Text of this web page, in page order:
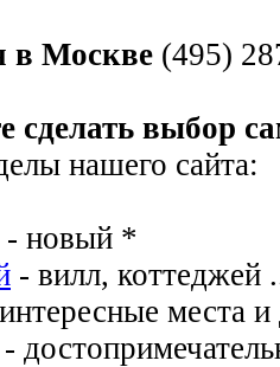
в Москве (495)
сделать выбор
нашего сайта:
- новый *
- вилл, коттеджей
места
-